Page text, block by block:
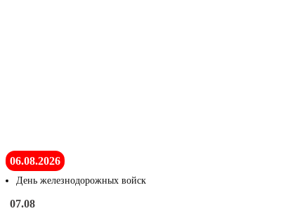
06.08.2026
День железнодорожных войск
07.08